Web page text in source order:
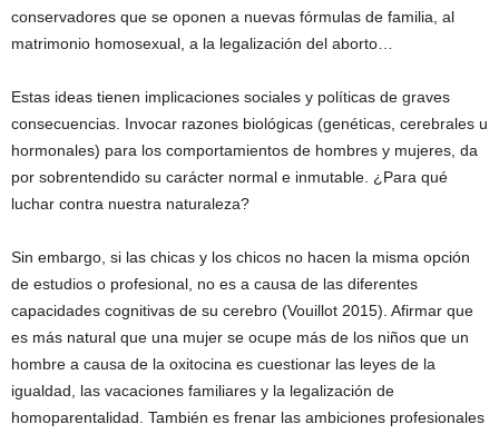
conservadores que se oponen a nuevas fórmulas de familia, al
matrimonio homosexual, a la legalización del aborto…
Estas ideas tienen implicaciones sociales y políticas de graves
consecuencias. Invocar razones biológicas (genéticas, cerebrales u
hormonales) para los comportamientos de hombres y mujeres, da
por sobrentendido su carácter normal e inmutable. ¿Para qué
luchar contra nuestra naturaleza?
Sin embargo, si las chicas y los chicos no hacen la misma opción
de estudios o profesional, no es a causa de las diferentes
capacidades cognitivas de su cerebro (Vouillot 2015). Afirmar que
es más natural que una mujer se ocupe más de los niños que un
hombre a causa de la oxitocina es cuestionar las leyes de la
igualdad, las vacaciones familiares y la legalización de
homoparentalidad. También es frenar las ambiciones profesionales